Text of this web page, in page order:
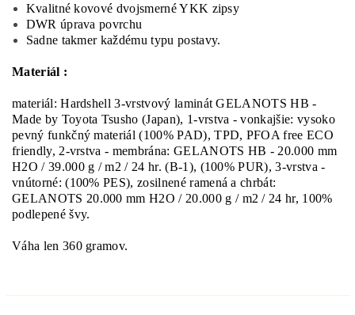
Kvalitné kovové dvojsmerné YKK zipsy
DWR úprava povrchu
Sadne takmer každému typu postavy.
Materiál :
materiál: Hardshell 3-vrstvový laminát GELANOTS HB -
Made by Toyota Tsusho (Japan), 1-vrstva - vonkajšie: vysoko
pevný funkčný materiál (100% PAD), TPD, PFOA free ECO
friendly, 2-vrstva - membrána: GELANOTS HB - 20.000 mm
H2O / 39.000 g / m2 / 24 hr. (B-1), (100% PUR), 3-vrstva -
vnútorné: (100% PES), zosilnené ramená a chrbát:
GELANOTS 20.000 mm H2O / 20.000 g / m2 / 24 hr, 100%
podlepené švy.
Váha len 360 gramov.